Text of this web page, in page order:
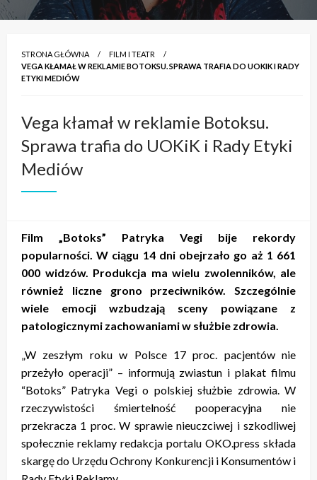
STRONA GŁÓWNA
FILM I TEATR
VEGA KŁAMAŁ W REKLAMIE BOTOKSU. SPRAWA TRAFIA DO UOKIK I RADY
ETYKI MEDIÓW
Vega kłamał w reklamie Botoksu.
Sprawa trafia do UOKiK i Rady Etyki
Mediów
Film „Botoks” Patryka Vegi bije rekordy
popularności. W ciągu 14 dni obejrzało go aż 1 661
000 widzów. Produkcja ma wielu zwolenników, ale
również liczne grono przeciwników. Szczególnie
wiele emocji wzbudzają sceny powiązane z
patologicznymi zachowaniami w służbie zdrowia.
„W zeszłym roku w Polsce 17 proc. pacjentów nie
przeżyło operacji” – informują zwiastun i plakat filmu
“Botoks” Patryka Vegi o polskiej służbie zdrowia. W
rzeczywistości śmiertelność pooperacyjna nie
przekracza 1 proc. W sprawie nieuczciwej i szkodliwej
społecznie reklamy redakcja portalu OKO.press składa
skargę do Urzędu Ochrony Konkurencji i Konsumentów i